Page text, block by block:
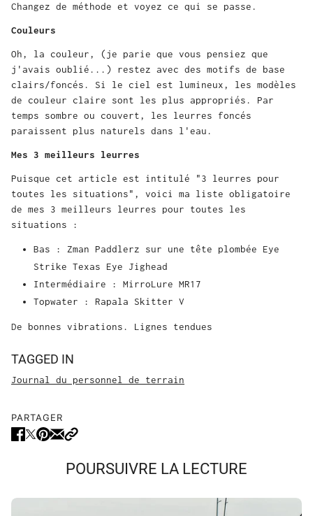
Changez de méthode et voyez ce qui se passe.
Couleurs
Oh, la couleur, (je parie que vous pensiez que
j'avais oublié...) restez avec des motifs de base
clairs/foncés. Si le ciel est lumineux, les modèles
de couleur claire sont les plus appropriés. Par
temps sombre ou couvert, les leurres foncés
paraissent plus naturels dans l'eau.
Mes 3 meilleurs leurres
Puisque cet article est intitulé "3 leurres pour
toutes les situations", voici ma liste obligatoire
de mes 3 meilleurs leurres pour toutes les
situations :
Bas : Zman Paddlerz sur une tête plombée Eye
Strike Texas Eye Jighead
Intermédiaire : MirroLure MR17
Topwater : Rapala Skitter V
De bonnes vibrations. Lignes tendues
TAGGED IN
Journal du personnel de terrain
PARTAGER
POURSUIVRE LA LECTURE